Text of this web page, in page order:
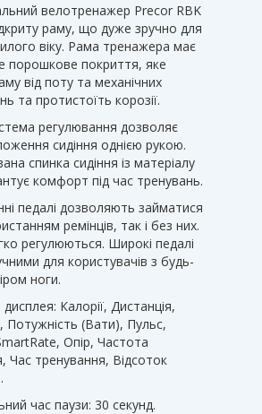
велотренажер Precor RBK
раму, що дуже зручно для
віку. Рама тренажера має
порошкове покриття, яке
від поту та механічних
та протистоїть корозії.
регулювання дозволяє
сидіння однією рукою.
спинка сидіння із матеріалу
комфорт під час тренувань.
педалі дозволяють займатися
ремінців, так і без них.
регулюються. Широкі педалі
для користувачів з будь-
ноги.
Калорії, Дистанція,
Потужність (Вати), Пульс,
Опір, Частота
Час тренування, Відсоток
час паузи: 30 секунд.